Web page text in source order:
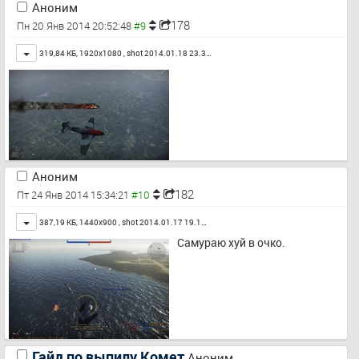
Аноним
Пн 20 Янв 2014 20:52:48 178
Toggle
319,84 КБ, 1920x1080 ,shot 2014.01.18 23.3…
Аноним
Пт 24 Янв 2014 15:34:21 182
Toggle
387,19 КБ, 1440x900 ,shot 2014.01.17 19.1…
Самураю хуй в очко.